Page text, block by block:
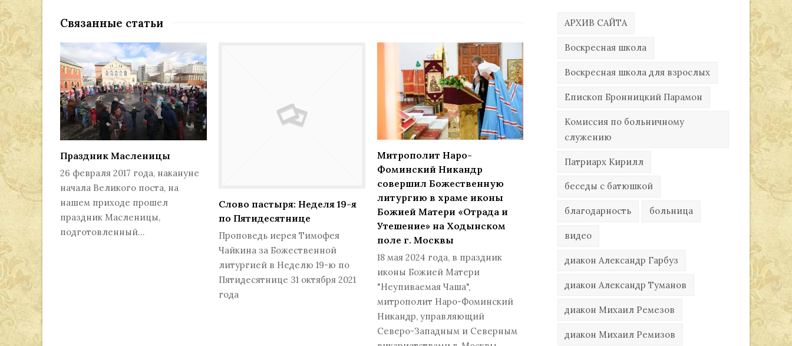
Связанные статьи
Праздник Масленицы
26 февраля 2017 года, накануне
начала Великого поста, на
нашем приходе прошел
праздник Масленицы,
подготовленный…
Слово пастыря: Неделя 19-я
по Пятидесятнице
Проповедь иерея Тимофея
Чайкина за Божественной
литургией в Неделю 19-ю по
Пятидесятнице 31 октября 2021
года
Митрополит Наро-
Фоминский Никандр
совершил Божественную
литургию в храме иконы
Божией Матери «Отрада и
Утешение» на Ходынском
поле г. Москвы
18 мая 2024 года, в праздник
иконы Божией Матери
"Неупиваемая Чаша",
митрополит Наро-Фоминский
Никандр, управляющий
Северо-Западным и Северным
АРХИВ САЙТА
Воскресная школа
Воскресная школа для взрослых
Епископ Бронницкий Парамон
Комиссия по больничному
служению
Патриарх Кирилл
беседы с батюшкой
благодарность больница
видео
диакон Александр Гарбуз
диакон Александр Туманов
диакон Михаил Ремезов
диакон Михаил Ремизов